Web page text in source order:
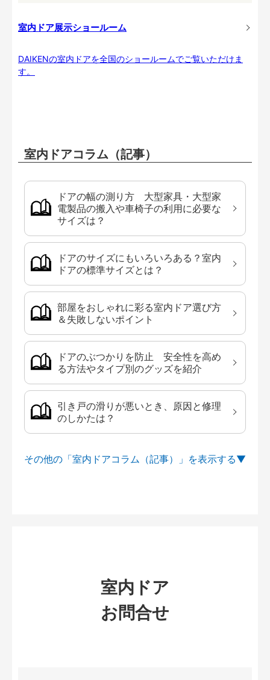
室内ドア展示ショールーム
DAIKENの室内ドアを全国のショールームでご覧いただけま
す。
室内ドアコラム（記事）
ドアの幅の測り方 大型家具・大型家
電製品の搬入や車椅子の利用に必要な
サイズは？
ドアのサイズにもいろいろある？室内
ドアの標準サイズとは？
部屋をおしゃれに彩る室内ドア選び方
＆失敗しないポイント
ドアのぶつかりを防止 安全性を高め
る方法やタイプ別のグッズを紹介
引き戸の滑りが悪いとき、原因と修理
のしかたは？
その他の「室内ドアコラム（記事）」を
室内ドア
お問合せ